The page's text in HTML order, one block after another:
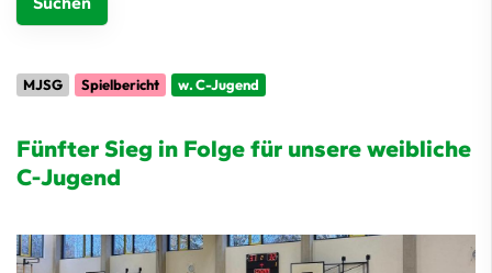
MJSG Spielbericht w. C-Jugend
Fünfter Sieg in Folge für unsere weibliche
C-Jugend